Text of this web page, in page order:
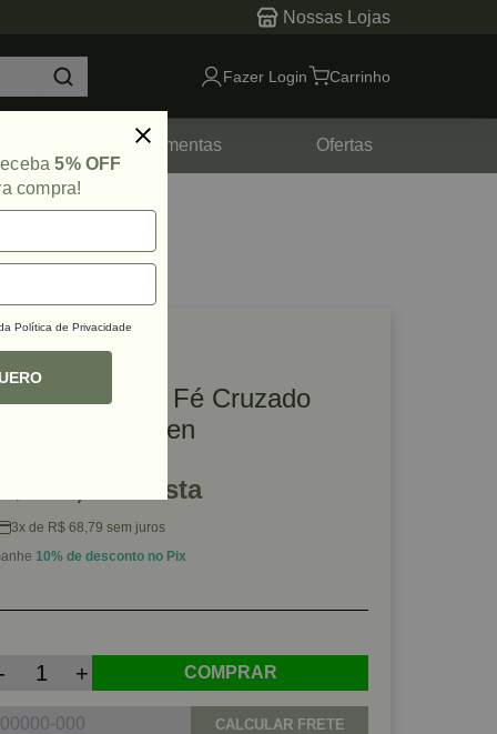
Nossas Lojas
Fazer Login Carrinho
Ferramentas Ofertas
53579
Santa Fé Cruzado
Gold Zen
206,39 à vista
3x de R$ 68,79 sem juros
10% de desconto no Pix
+ COMPRAR
CALCULAR FRETE
5% OFF
compra!
Política de Privacidade